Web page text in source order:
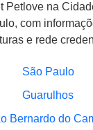
Petlove na
com
e rede
São Paulo
Guarulhos
Bernardo do